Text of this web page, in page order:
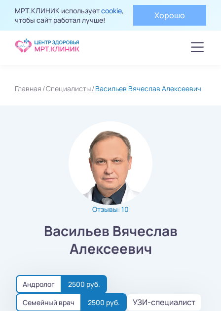
МРТ.КЛИНИК используетcookie,
чтобы сайт работал лучше!
Хорошо
Главная Специалисты Васильев Вячеслав Алексеевич
Отзывы: 10
Васильев Вячеслав
Алексеевич
Андролог
2500 руб.
Семейный врач
2500 руб. УЗИ-специалист